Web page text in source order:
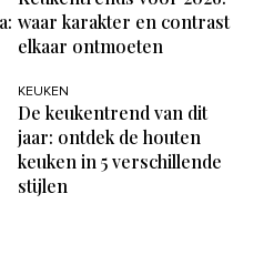
waar karakter en contrast
elkaar ontmoeten
KEUKEN
De keukentrend van dit
jaar: ontdek de houten
keuken in 5 verschillende
stijlen